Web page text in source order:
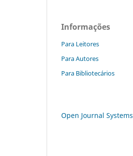
Informações
Para Leitores
Para Autores
Para Bibliotecários
Open Journal Systems